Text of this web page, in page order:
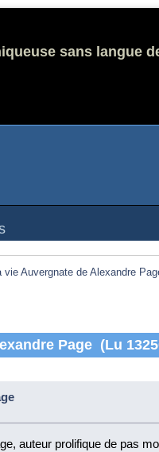
sans langue
vie Auvergnate de Alexandre
Page (Lu
auteur prolifique de pas